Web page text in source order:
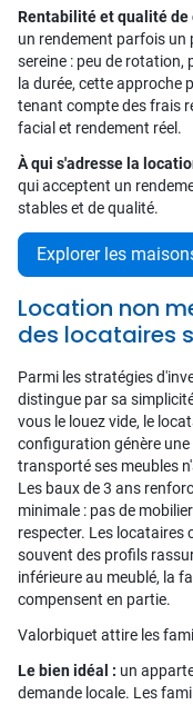
Rentabilité et qualité de
un rendement parfois un
sereine : peu de rotation,
la durée, cette approche
tenant compte des frais
facial et rendement réel.
À qui s'adresse la
qui acceptent un
stables et de qualité.
Explorer les
Location non
des locataires
Parmi les stratégies
distingue par sa
vous le louez vide, le
configuration génère
transporté ses meubles
Les baux de 3 ans
minimale : pas de
respecter. Les locataires
souvent des profils
inférieure au meublé, la
compensent en partie.
Valorbiquet attire les
Le bien idéal : un
demande locale. Les